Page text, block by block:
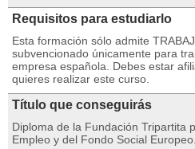
Requisitos para estudiarlo
Esta formación sólo admite
subvencionado únicamente para
empresa española. Debes estar
quieres realizar este curso.
Título que conseguirás
Diploma de la Fundación Tripartita
Empleo y del Fondo Social Europeo.